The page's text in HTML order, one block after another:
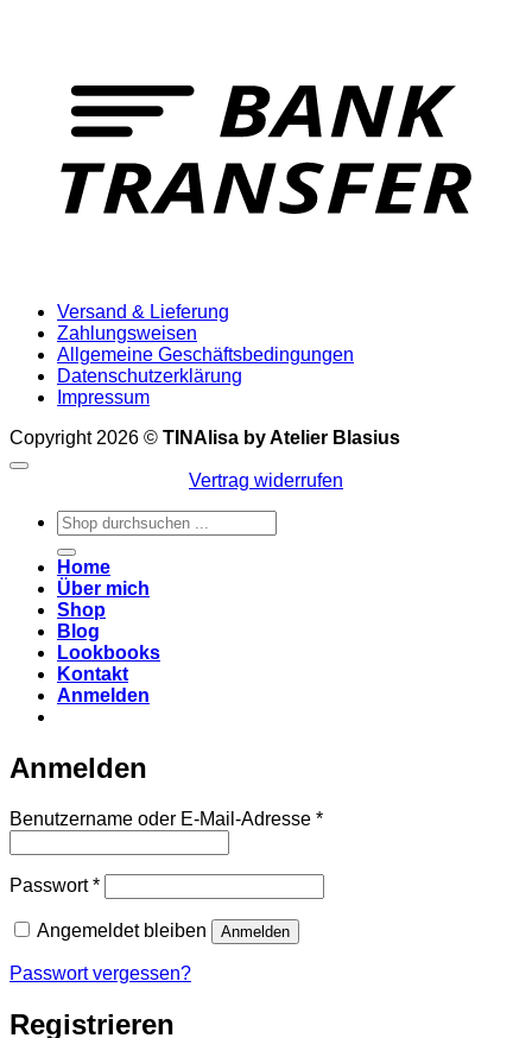
Versand & Lieferung
Zahlungsweisen
Allgemeine Geschäftsbedingungen
Datenschutzerklärung
Impressum
Copyright 2026 © TINAlisa by Atelier Blasius
Vertrag widerrufen
Suchen
nach:
Home
Über mich
Shop
Blog
Lookbooks
Kontakt
Anmelden
Anmelden
Benutzername oder E-Mail-Adresse *Erforderlich
Passwort*Erforderlich
Angemeldet bleiben Anmelden
Passwort vergessen?
Registrieren